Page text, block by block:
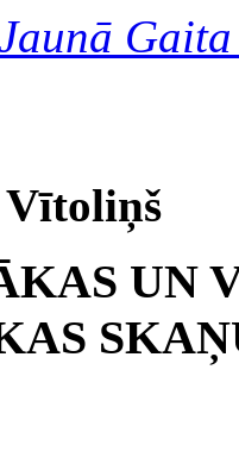
Gaita
UN